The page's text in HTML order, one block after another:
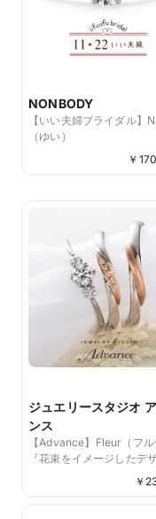
NONBODY
【いい夫婦ブライダル】
（ゆい）
￥
ジュエリースタジオ
ンス
【Advance】Fleur（フル
『花束をイメージしたデ
￥